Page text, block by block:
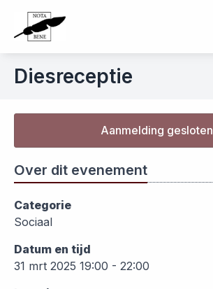
Diesreceptie
Aanmelding gesloten
Over dit evenement
Categorie
Sociaal
Datum en tijd
31 mrt 2025 19:00 - 22:00